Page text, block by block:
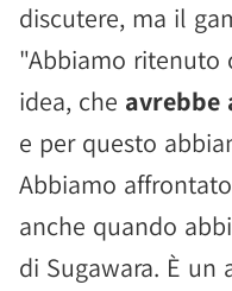
discutere, ma il
"Abbiamo ritenuto
idea, che avrebbe
e per questo
Abbiamo
anche quando
di Sugawara. È un